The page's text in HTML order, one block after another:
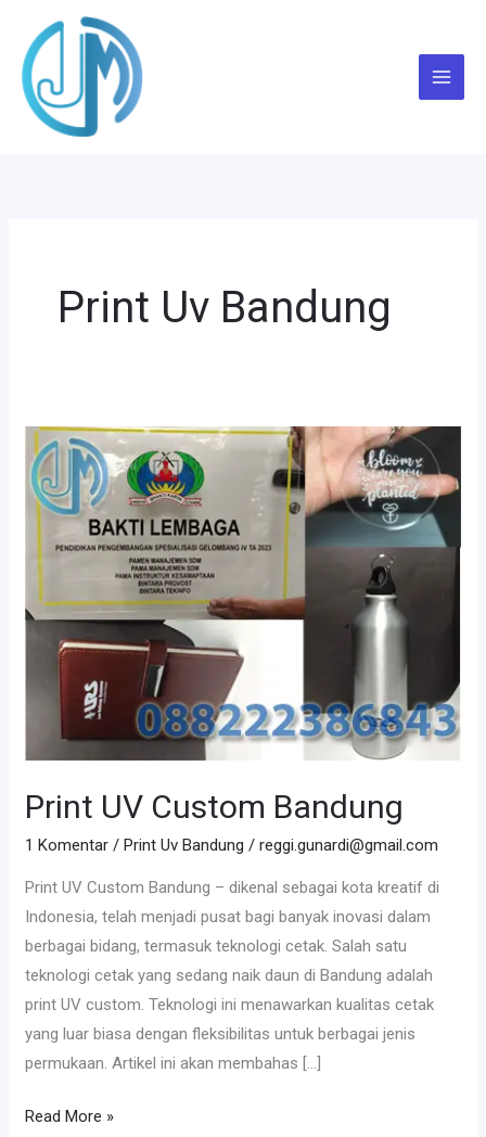
konten
Print Uv Bandung
Print UV Custom Bandung
1 Komentar /Print Uv Bandung /reggi.gunardi@gmail.com
Print UV Custom Bandung – dikenal sebagai kota kreatif di
Indonesia, telah menjadi pusat bagi banyak inovasi dalam
berbagai bidang, termasuk teknologi cetak. Salah satu
teknologi cetak yang sedang naik daun di Bandung adalah
print UV custom. Teknologi ini menawarkan kualitas cetak
yang luar biasa dengan fleksibilitas untuk berbagai jenis
permukaan. Artikel ini akan membahas […]
Print
UV
Custom
Bandung
Read More »